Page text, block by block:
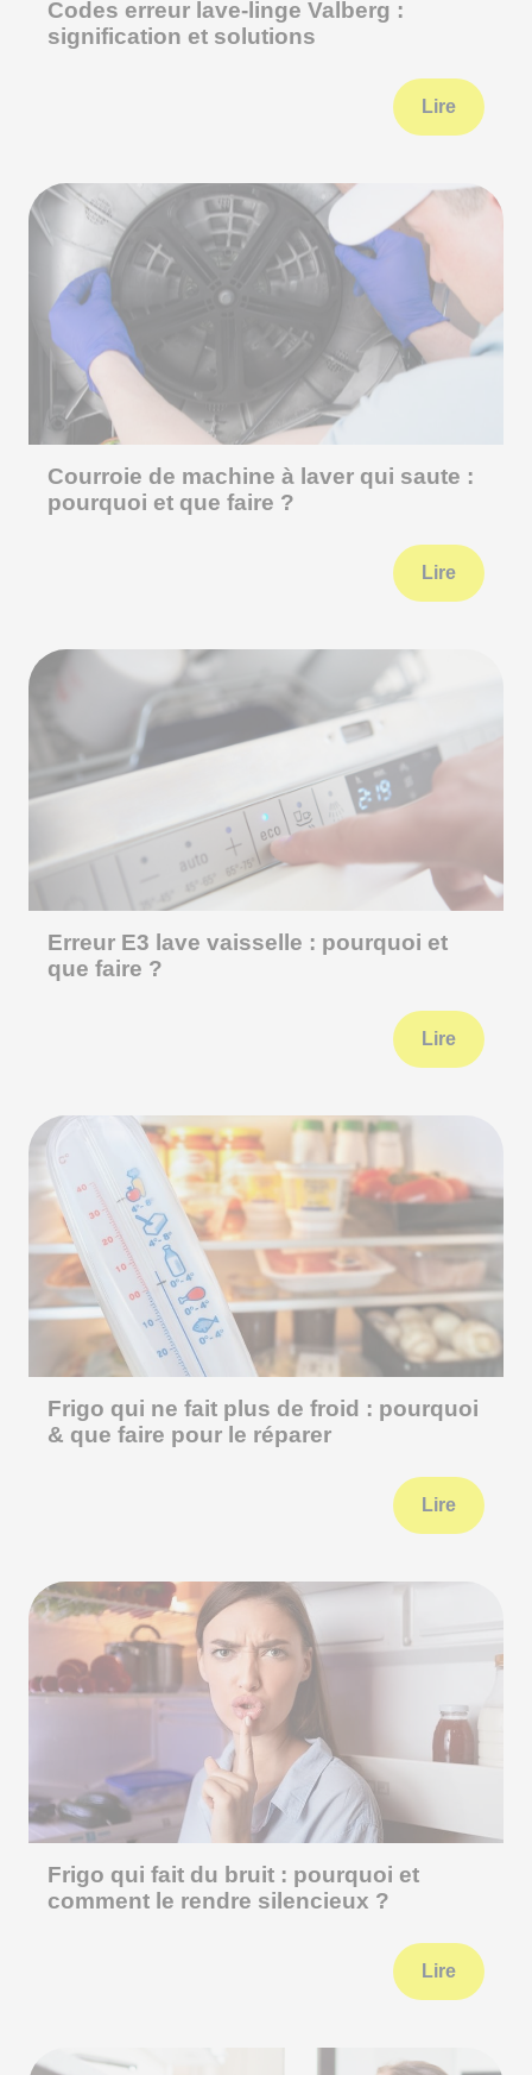
Codes erreur lave-linge Valberg :
signification et solutions
Lire
Courroie de machine à laver qui saute :
pourquoi et que faire ?
Lire
Erreur E3 lave vaisselle : pourquoi et
que faire ?
Lire
Frigo qui ne fait plus de froid : pourquoi
& que faire pour le réparer
Lire
Frigo qui fait du bruit : pourquoi et
comment le rendre silencieux ?
Lire